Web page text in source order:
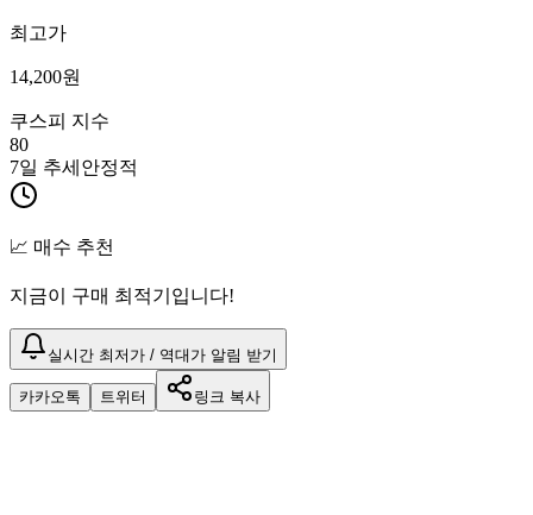
최고가
14,200원
쿠스피 지수
80
7일 추세 안정적
📈 매수 추천
지금이 구매 최적기입니다!
실시간 최저가 / 역대가 알림 받기
카카오톡 트위터 링크 복사